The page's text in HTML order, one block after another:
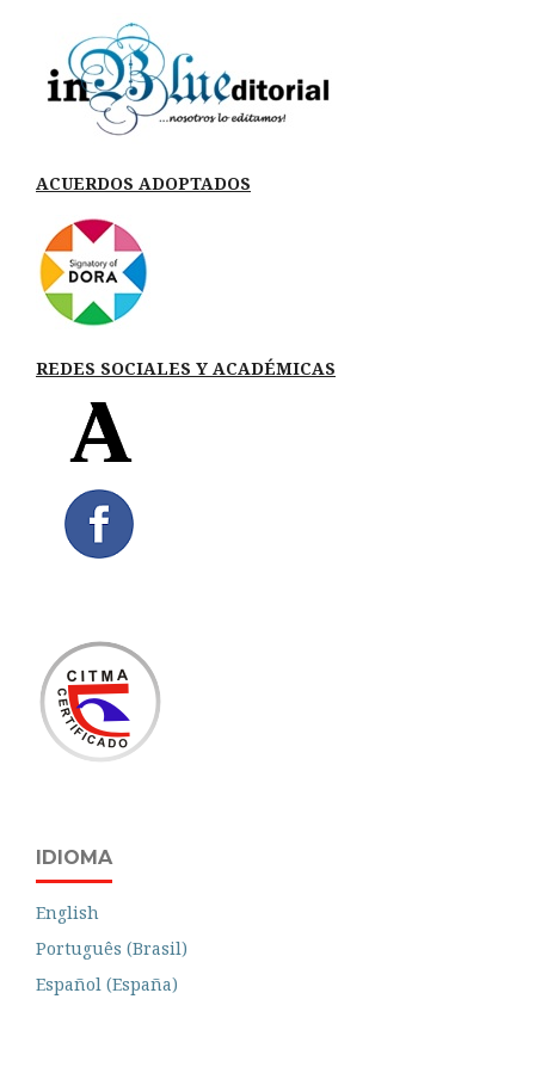
ACUERDOS ADOPTADOS
REDES SOCIALES Y ACADÉMICAS
IDIOMA
English
Português (Brasil)
Español (España)